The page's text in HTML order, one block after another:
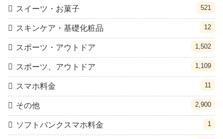
スイーツ・お菓子 521
スキンケア・基礎化粧品 12
スポーツ・アウトドア 1,502
スポーツ、アウトドア 1,109
スマホ料金 11
その他 2,900
ソフトバンクスマホ料金 1